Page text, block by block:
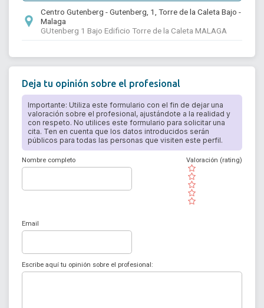
Centro Gutenberg - Gutenberg, 1, Torre de la Caleta Bajo -
Malaga
GUtenberg 1 Bajo Edificio Torre de la Caleta MALAGA
Deja tu opinión sobre el profesional
Importante: Utiliza este formulario con el fin de dejar una
valoración sobre el profesional, ajustándote a la realidad y
con respeto. No utilices este formulario para solicitar una
cita. Ten en cuenta que los datos introducidos serán
públicos para todas las personas que visiten este perfil.
Nombre completo
( )
( )
( )
( )
( )
Valoración (rating)
Email
Escribe aquí tu opinión sobre el profesional: